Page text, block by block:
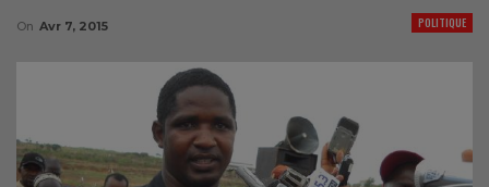
POLITIQUE
On Avr 7, 2015